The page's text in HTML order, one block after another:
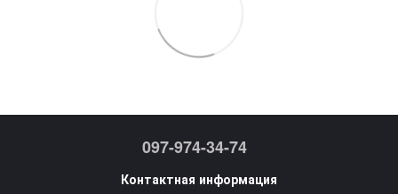
097-974-34-74
Контактная информация